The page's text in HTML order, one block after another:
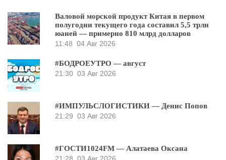
Валовой морской продукт Китая в первом
полугодии текущего года составил 5,5 трлн
юаней — примерно 810 млрд долларов
11:48 04 Авг 2026
#БОДРОЕУТРО — август
21:30 03 Авг 2026
#ИМПУЛЬСЛОГИСТИКИ — Денис Попов
21:29 03 Авг 2026
#ГОСТИ1024FM — Алатаева Оксана